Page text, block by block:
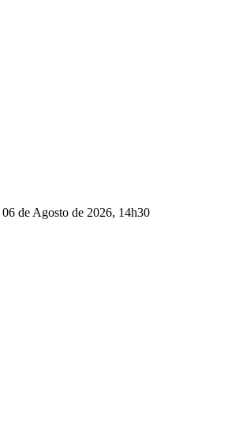
de Agosto de 2026, 14h30